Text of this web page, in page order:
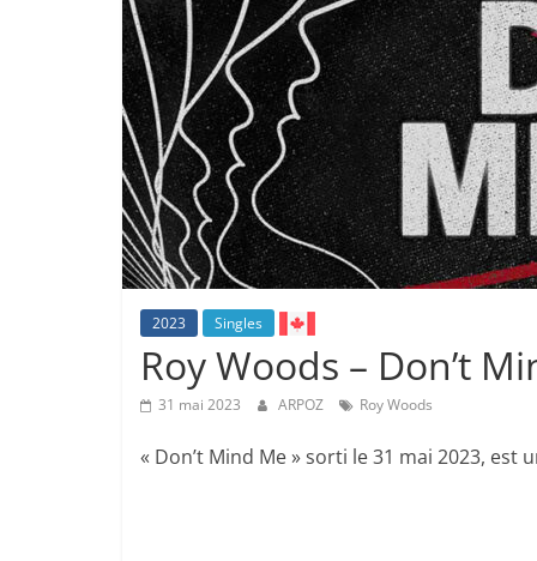
2023 Singles
Roy Woods – Don’t
31 mai 2023 ARPOZ Roy Woods
« Don’t Mind Me » sorti le 31 mai 2023, est